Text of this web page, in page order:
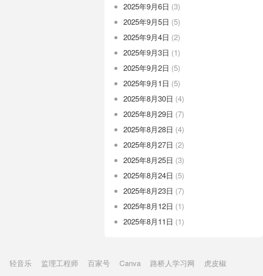
2025年9月6日 (3)
2025年9月5日 (5)
2025年9月4日 (2)
2025年9月3日 (1)
2025年9月2日 (5)
2025年9月1日 (5)
2025年8月30日 (4)
2025年8月29日 (7)
2025年8月28日 (4)
2025年8月27日 (2)
2025年8月25日 (3)
2025年8月24日 (5)
2025年8月23日 (7)
2025年8月12日 (1)
2025年8月11日 (1)
轻音乐 监理工程师 百家号 Canva 路桥人学习网 虎皮椒